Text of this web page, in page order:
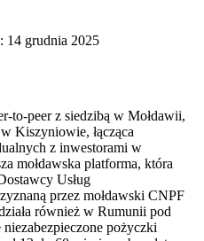
14 grudnia 2025
to-peer z siedzibą w Mołdawii,
Kiszyniowie, łącząca
z inwestorami w
mołdawska platforma, która
Usług
przez mołdawski CNPF
również w Rumunii pod
pożyczki